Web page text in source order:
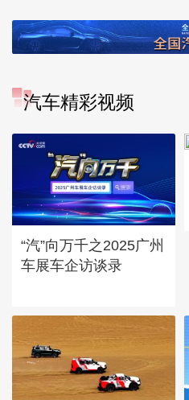
汽车精彩视频
“汽”向万千之2025广州
车展车企访谈录